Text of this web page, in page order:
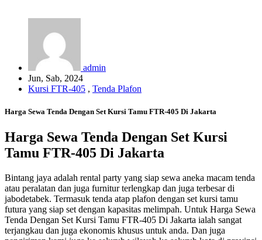
admin
Jun, Sab, 2024
Kursi FTR-405 , Tenda Plafon
Harga Sewa Tenda Dengan Set Kursi Tamu FTR-405 Di Jakarta
Harga Sewa Tenda Dengan Set Kursi
Tamu FTR-405 Di Jakarta
Bintang jaya adalah rental party yang siap sewa aneka macam tenda
atau peralatan dan juga furnitur terlengkap dan juga terbesar di
jabodetabek. Termasuk tenda atap plafon dengan set kursi tamu
futura yang siap set dengan kapasitas melimpah. Untuk Harga Sewa
Tenda Dengan Set Kursi Tamu FTR-405 Di Jakarta ialah sangat
terjangkau dan juga ekonomis khusus untuk anda. Dan juga